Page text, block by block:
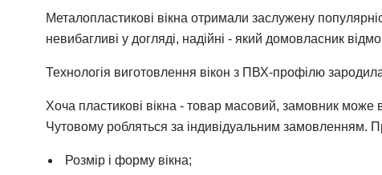
Металопластикові вікна отримали заслужену
невибагливі у догляді, надійні - який домовласник
Технологія виготовлення вікон з ПВХ-профілю
Хоча пластикові вікна - товар масовий, замовник може
Чутовому робляться за індивідуальним замовленням.
Розмір і форму вікна;